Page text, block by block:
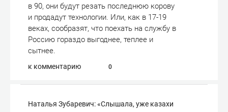
в 90, они будут резать последнюю корову
и продадут технологии. Или, как в 17-19
веках, сообразят, что поехать на службу в
Россию гораздо выгоднее, теплее и
сытнее.
к комментарию 0
Наталья Зубаревич: «Слышала, уже казахи